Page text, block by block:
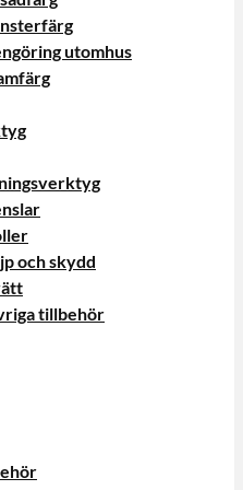
utomhus
och skydd
tillbehör